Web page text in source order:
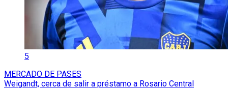
5
MERCADO DE PASES
Weigandt, cerca de salir a préstamo a Rosario Central